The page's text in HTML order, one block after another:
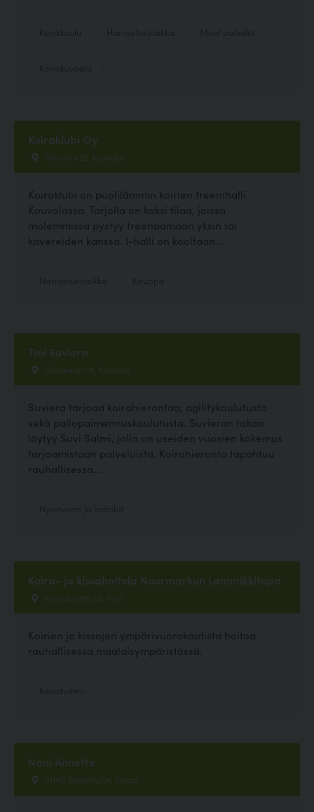
Koiraklubi Oy
Tehontie 21, Kouvola
Koiraklubi on puolilämmin koirien treenihalli
Kouvolassa. Tarjolla on kaksi tilaa, joissa
molemmissa pystyy treenaamaan yksin tai
kavereiden kanssa. I-halli on kooltaan...
Tmi Suviera
Olaskaari 15, Kouvola
Suviera tarjoaa koirahierontaa, agilitykoulutusta
sekä pallopaimennuskoulutusta. Suvieran takaa
löytyy Suvi Salmi, jolla on useiden vuosien kokemus
tarjoamistaan palveluista. Koirahieronta tapahtuu
rauhallisessa...
Koira- ja kissahoitola Noormarkun Lemmikkitupa
Viertolantie 20, Pori
Koirien ja kissojen ympärivuorokautista hoitoa
rauhallisessa maalaisympäristössä.
Nani Annette
01150 Söderkulla, Sipoo